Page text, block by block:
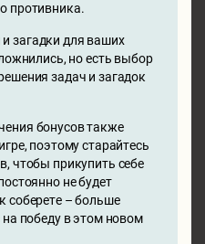
противника.
загадки для ваших
но есть выбор
задач и загадок
бонусов также
поэтому старайтесь
чтобы прикупить себе
не будет
соберете – больше
победу в этом новом